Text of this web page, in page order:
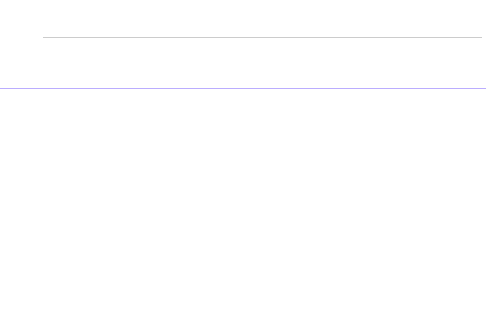
optimisant l’échantillonnage des sols. Tests réussis et solution